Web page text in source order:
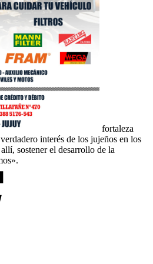
fortaleza
interés de los jujeños en los
sostener el desarrollo de la